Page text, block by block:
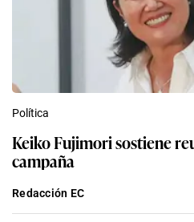
Política
Keiko Fujimori sostiene
campaña
Redacción EC